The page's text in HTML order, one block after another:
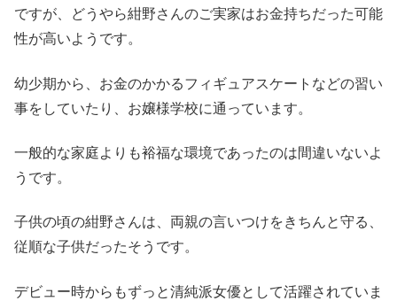
ですが、どうやら紺野さんのご実家はお金持ちだった可能
性が高いようです。
幼少期から、お金のかかるフィギュアスケートなどの習い
事をしていたり、お嬢様学校に通っています。
一般的な家庭よりも裕福な環境であったのは間違いないよ
うです。
子供の頃の紺野さんは、両親の言いつけをきちんと守る、
従順な子供だったそうです。
デビュー時からもずっと清純派女優として活躍されていま